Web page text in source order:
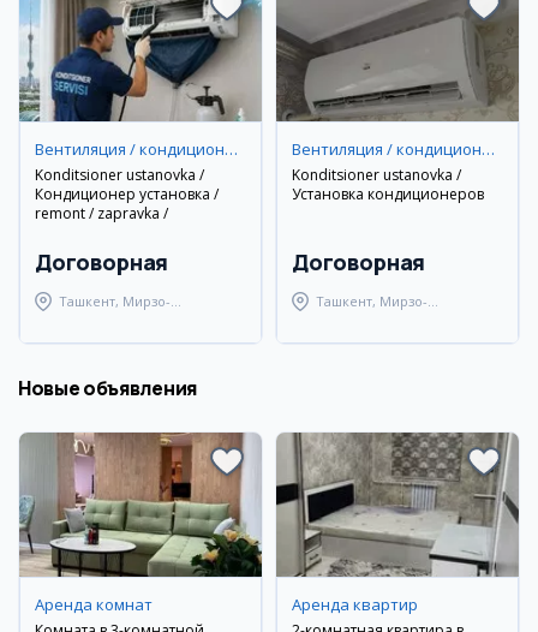
Вентиляция / кондиционирование
Konditsioner ustanovka /
Кондиционер установка /
remont / zapravka /
Договорная
Ташкент, Мирзо-
Вентиляция / кондиционирование
Konditsioner ustanovka /
Установка кондиционеров
Договорная
Ташкент, Мирзо-
Новые объявления
Аренда комнат Аренда квартир